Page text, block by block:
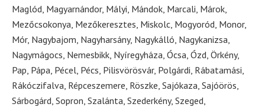
Maglód, Magyarnándor, Mályi, Mándok, Marcali, Márok,
Mezőcsokonya, Mezőkeresztes, Miskolc, Mogyoród, Monor,
Mór, Nagybajom, Nagyharsány, Nagykálló, Nagykanizsa,
Nagymágocs, Nemesbikk, Nyíregyháza, Ócsa, Ózd, Örkény,
Pap, Pápa, Pécel, Pécs, Pilisvörösvár, Polgárdi, Rábatamási,
Rákóczifalva, Répceszemere, Röszke, Sajókaza, Sajóörös,
Sárbogárd, Sopron, Szalánta, Szederkény, Szeged,